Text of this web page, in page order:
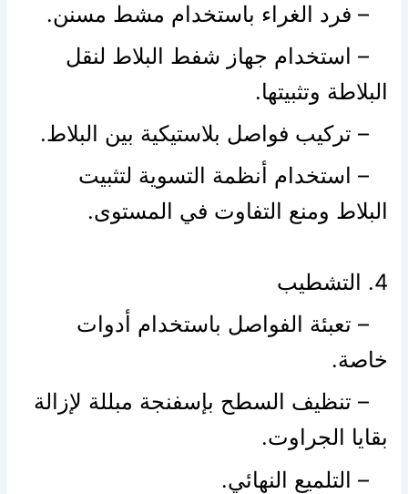
– فرد الغراء باستخدام مشط مسنن.
– استخدام جهاز شفط البلاط لنقل
البلاطة وتثبيتها.
– تركيب فواصل بلاستيكية بين البلاط.
– استخدام أنظمة التسوية لتثبيت
البلاط ومنع التفاوت في المستوى.
4. التشطيب
– تعبئة الفواصل باستخدام أدوات
خاصة.
– تنظيف السطح بإسفنجة مبللة لإزالة
بقايا الجراوت.
– التلميع النهائي.